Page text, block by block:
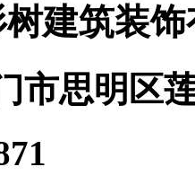
建筑装
市思明区